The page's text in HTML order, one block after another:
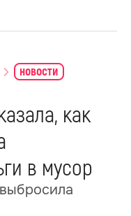
новости
как
в мусор